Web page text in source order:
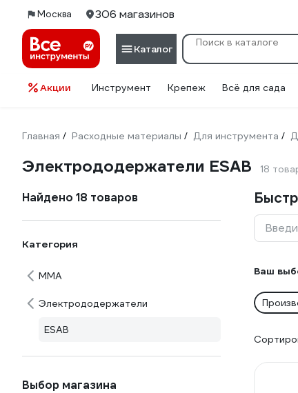
Москва 306 магазинов
Каталог
Акции Инструмент Крепеж Всё для сада
Главная / Расходные материалы / Для инструмента /
Электрододержатели ESAB 18
Найдено 18 товаров
Категория
ММА
Электрододержатели
ESAB
Выбор магазина
Ваш